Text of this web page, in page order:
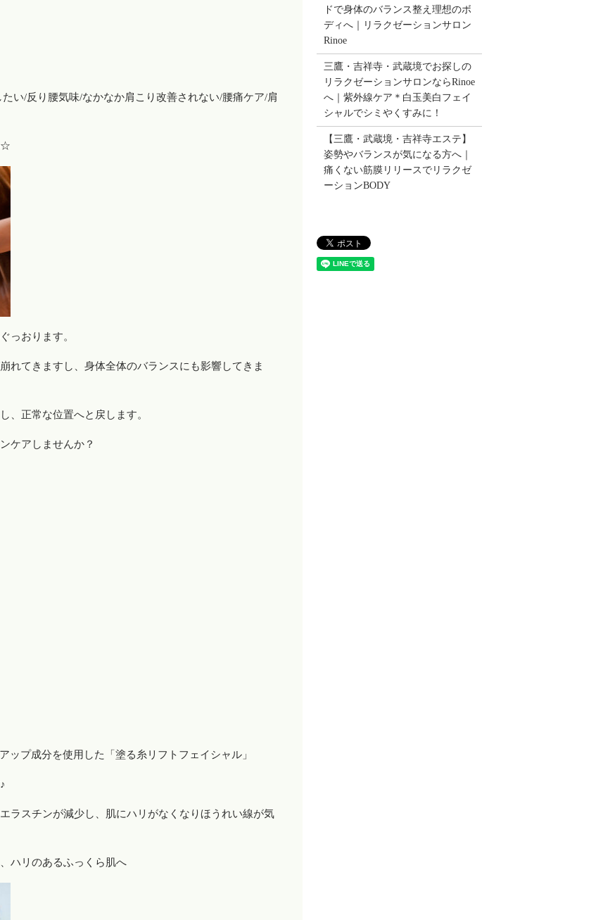
い/反り腰気味/なかなか肩こり改善されない/腰痛ケア/肩
☆
っおります。
れてきますし、身体全体のバランスにも影響してきま
、正常な位置へと戻します。
ケアしませんか？
ップ成分を使用した「塗る糸リフトフェイシャル」
ラスチンが減少し、肌にハリがなくなりほうれい線が気
ハリのあるふっくら肌へ
ドで身体のバランス整え理想のボ
ディへ｜リラクゼーションサロン
Rinoe
三鷹・吉祥寺・武蔵境でお探しの
リラクゼーションサロンならRinoe
へ｜紫外線ケア＊白玉美白フェイ
シャルでシミやくすみに！
【三鷹・武蔵境・吉祥寺エステ】
姿勢やバランスが気になる方へ｜
痛くない筋膜リリースでリラクゼ
ーションBODY